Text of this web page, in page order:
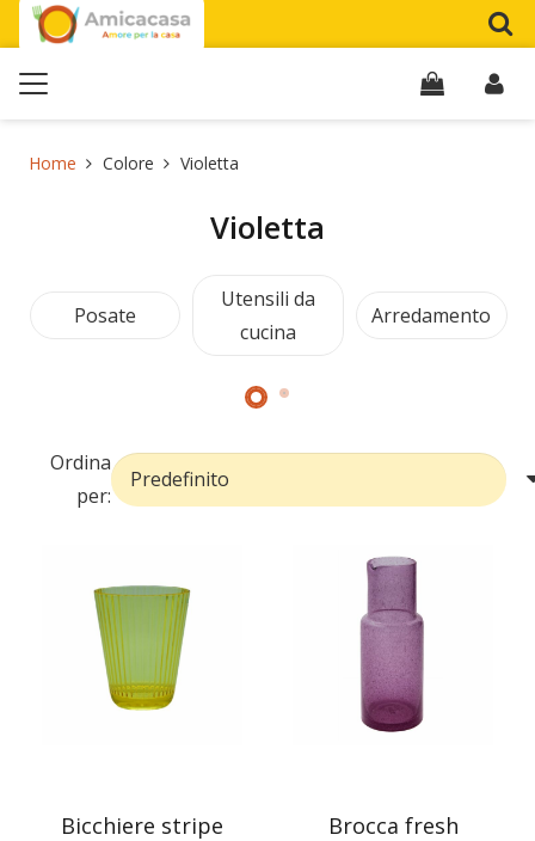
Home Colore Violetta
Violetta
Posate
Utensili da
cucina
Arredamento
Ordina
per:
Bicchiere stripe
Brocca fresh